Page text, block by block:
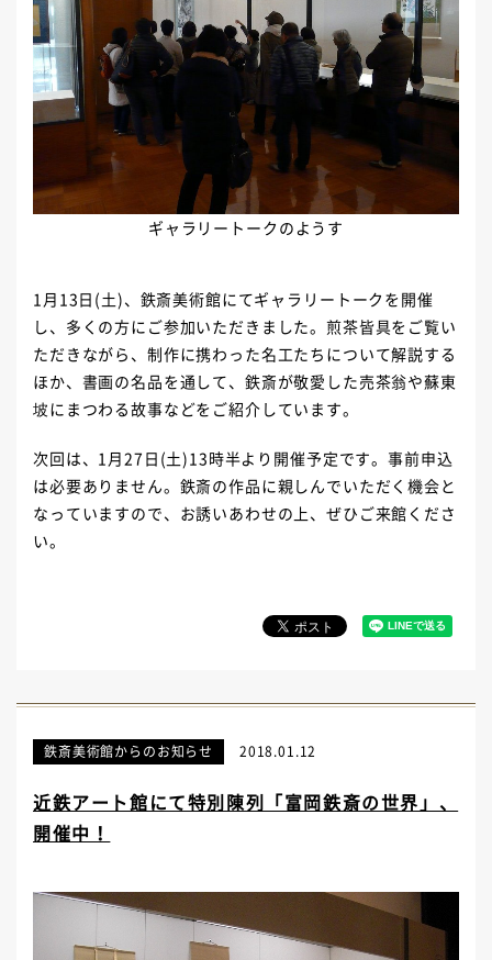
ギャラリートークのようす
1月 13日 (土)、鉄斎美術館にてギャラリートークを開催
し、多くの方にご参加いただきました。煎茶皆具をご覧い
ただきながら、制作に携わった名工たちについて解説する
ほか、書画の名品を通して、鉄斎が敬愛した売茶翁や蘇東
坡にまつわる故事などをご紹介しています。
次回は、 1月27 日 (土)13時半より開催予定です。事前申込
は必要ありません。鉄斎の作品に親しんでいただく機会と
なっていますので、お誘いあわせの上、ぜひご来館くださ
い。
鉄斎美術館からのお知らせ 2018.01.12
近鉄アート館にて特別陳列「富岡鉄斎の世界」、
開催中！